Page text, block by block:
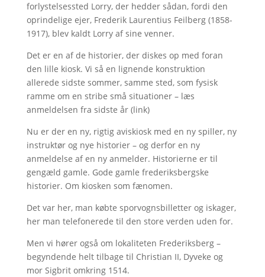
forlystelsessted Lorry, der hedder sådan, fordi den
oprindelige ejer, Frederik Laurentius Feilberg (1858-
1917), blev kaldt Lorry af sine venner.
Det er en af de historier, der diskes op med foran
den lille kiosk. Vi så en lignende konstruktion
allerede sidste sommer, samme sted, som fysisk
ramme om en stribe små situationer – læs
anmeldelsen fra sidste år (link)
Nu er der en ny, rigtig aviskiosk med en ny spiller, ny
instruktør og nye historier – og derfor en ny
anmeldelse af en ny anmelder. Historierne er til
gengæld gamle. Gode gamle frederiksbergske
historier. Om kiosken som fænomen.
Det var her, man købte sporvognsbilletter og iskager,
her man telefonerede til den store verden uden for.
Men vi hører også om lokaliteten Frederiksberg –
begyndende helt tilbage til Christian II, Dyveke og
mor Sigbrit omkring 1514.